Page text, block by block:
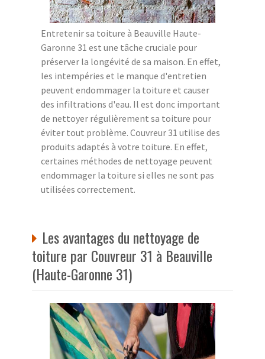
Entretenir sa toiture à Beauville Haute-
Garonne 31 est une tâche cruciale pour
préserver la longévité de sa maison. En effet,
les intempéries et le manque d'entretien
peuvent endommager la toiture et causer
des infiltrations d'eau. Il est donc important
de nettoyer régulièrement sa toiture pour
éviter tout problème. Couvreur 31 utilise des
produits adaptés à votre toiture. En effet,
certaines méthodes de nettoyage peuvent
endommager la toiture si elles ne sont pas
utilisées correctement.
Les avantages du nettoyage de
toiture par Couvreur 31 à Beauville
(Haute-Garonne 31)